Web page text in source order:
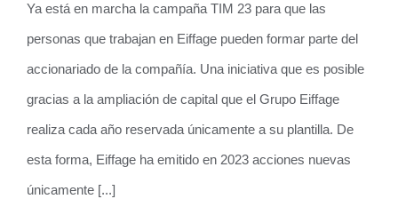
Ya está en marcha la campaña TIM 23 para que las
personas que trabajan en Eiffage pueden formar parte del
accionariado de la compañía. Una iniciativa que es posible
gracias a la ampliación de capital que el Grupo Eiffage
realiza cada año reservada únicamente a su plantilla. De
esta forma, Eiffage ha emitido en 2023 acciones nuevas
únicamente [...]